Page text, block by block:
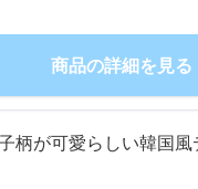
商品の詳細を見る
柄が可愛らしい韓国